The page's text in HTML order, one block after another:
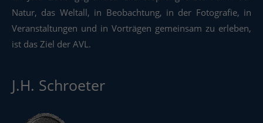
Natur, das Weltall, in Beobachtung, in der Fotografie, in
Veranstaltungen und in Vorträgen gemeinsam zu erleben,
ist das Ziel der AVL.
J.H. Schroeter